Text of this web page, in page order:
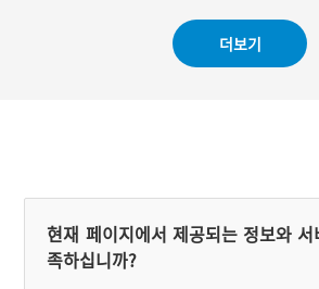
행에 성
영화
을 인
더보기
현재 페이지에서 제공되는 정보와
족하십니까?